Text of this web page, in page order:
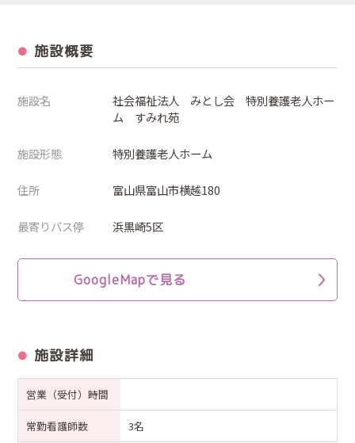
施設概要
施設名
社会福祉法人 みとし会 特別養護老人ホー
ム すみれ苑
施設形態 特別養護老人ホーム
住所 富山県富山市横越180
最寄りバス停 浜黒崎5区
GoogleMapで見る
施設詳細
営業（受付）時間
常勤看護師数 3名